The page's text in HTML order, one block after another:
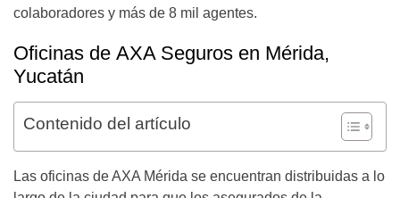
colaboradores y más de 8 mil agentes.
Oficinas de AXA Seguros en Mérida,
Yucatán
Contenido del artículo
Las oficinas de AXA Mérida se encuentran distribuidas a lo